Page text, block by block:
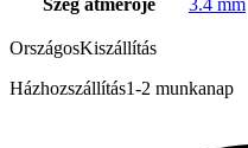
OrszágosKiszállítás
Házhozszállítás1-2 munkanap